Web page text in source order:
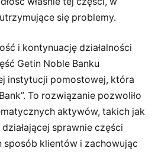
się problemy.
i kontynuację działalności
Getin Noble Banku
instytucji pomostowej, która
To rozwiązanie pozwoliło
aktywów, takich jak
sprawnie części
sposób klientów i zachowując